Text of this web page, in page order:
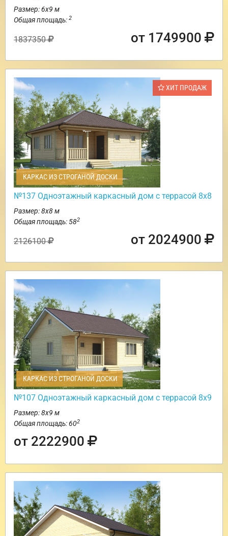
Размер: 6х9 м
Общая площадь: 2
1837350 от 1749900
ХИТ ПРОДАЖ
КАРКАС ИЗ СТРОГАНОЙ ДОСКИ
№137 Одноэтажный каркасный дом с террасой 8х8
Размер: 8х8 м
Общая площадь: 582
2126100 от 2024900
КАРКАС ИЗ СТРОГАНОЙ ДОСКИ
№107 Одноэтажный каркасный дом с террасой 8х9
Размер: 8х9 м
Общая площадь: 602
от 2222900